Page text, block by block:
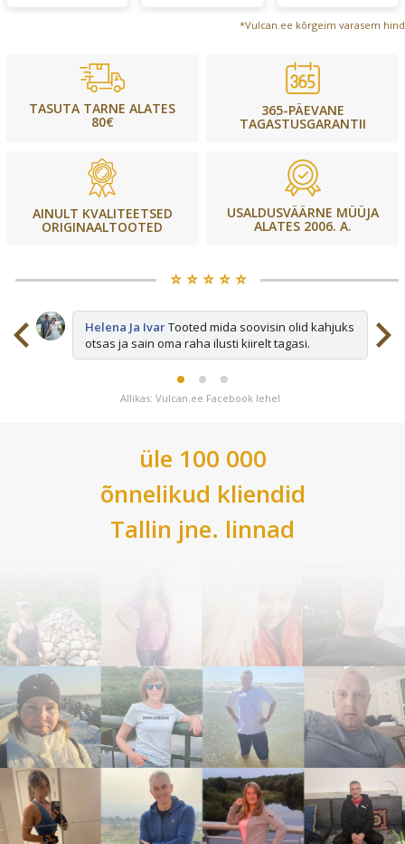
*Vulcan.ee kõrgeim varasem hind
TASUTA TARNE ALATES
80€
365-PÄEVANE
TAGASTUSGARANTII
AINULT KVALITEETSED
ORIGINAALTOOTED
USALDUSVÄÄRNE MÜÜJA
ALATES 2006. A.
⭐️ ⭐️ ⭐️ ⭐️ ⭐️
Helena Ja IvarTooted mida soovisin olid kahjuks
otsas ja sain oma raha ilusti kiirelt tagasi.
Allikas: Vulcan.ee Facebook lehel
üle 100 000
õnnelikud kliendid
Tallin jne. linnad